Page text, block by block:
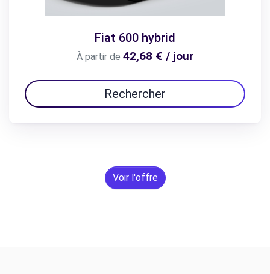
Fiat 600 hybrid
À partir de 42,68 € / jour
Rechercher
Voir l'offre